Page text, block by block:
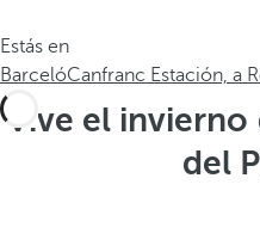
Estás en
BarcelóCanfranc Estación, a
Vive el invierno
del